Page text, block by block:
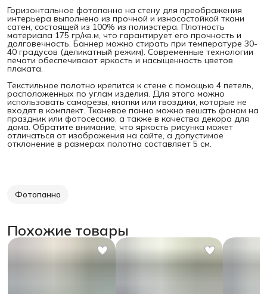
Горизонтальное фотопанно на стену для преображения
интерьера выполнено из прочной и износостойкой ткани
сатен, состоящей из 100% из полиэстера. Плотность
материала 175 гр/кв.м, что гарантирует его прочность и
долговечность. Баннер можно стирать при температуре 30-
40 градусов (деликатный режим). Современные технологии
печати обеспечивают яркость и насыщенность цветов
плаката.
Текстильное полотно крепится к стене с помощью 4 петель,
расположенных по углам изделия. Для этого можно
использовать саморезы, кнопки или гвоздики, которые не
входят в комплект. Тканевое панно можно вешать фоном на
праздник или фотосессию, а также в качества декора для
дома. Обратите внимание, что яркость рисунка может
отличаться от изображения на сайте, а допустимое
отклонение в размерах полотна составляет 5 см.
Фотопанно
Похожие товары